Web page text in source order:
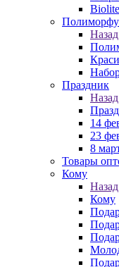
Biolite
Назад
Праздник
Назад
14
23
8
Товары
Кому
Назад
Кому